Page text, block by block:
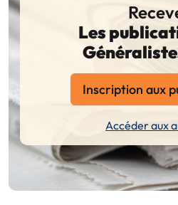
Les
Inscription aux
Accéder aux